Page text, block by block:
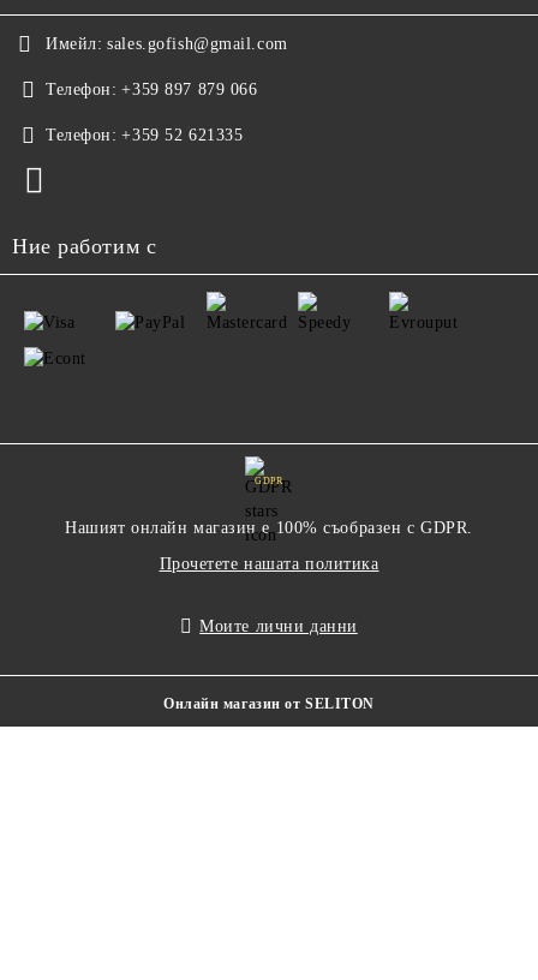
Имейл: sales.gofish@gmail.com
Телефон: +359 897 879 066
Телефон: +359 52 621335
Ние работим с
GDPR
Нашият онлайн магазин е 100% съобразен с GDPR.
Прочетете нашата политика
Моите лични данни
Онлайн магазин от SELITON